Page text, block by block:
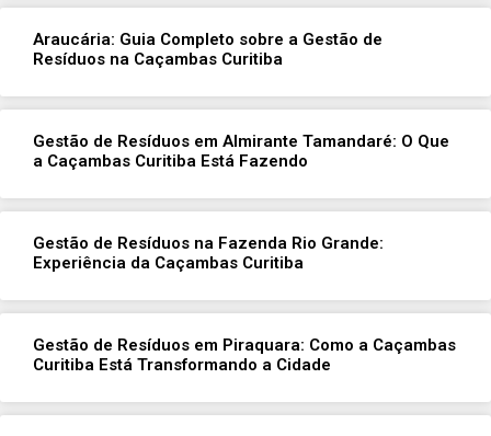
Araucária: Guia Completo sobre a Gestão de
Resíduos na Caçambas Curitiba
Gestão de Resíduos em Almirante Tamandaré: O Que
a Caçambas Curitiba Está Fazendo
Gestão de Resíduos na Fazenda Rio Grande:
Experiência da Caçambas Curitiba
Gestão de Resíduos em Piraquara: Como a Caçambas
Curitiba Está Transformando a Cidade